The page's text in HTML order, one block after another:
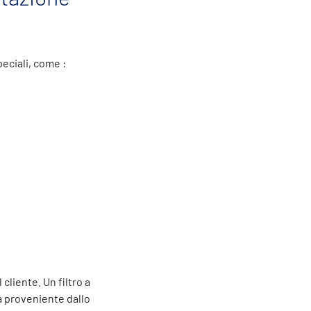
come :
Un filtro a
proveniente dallo